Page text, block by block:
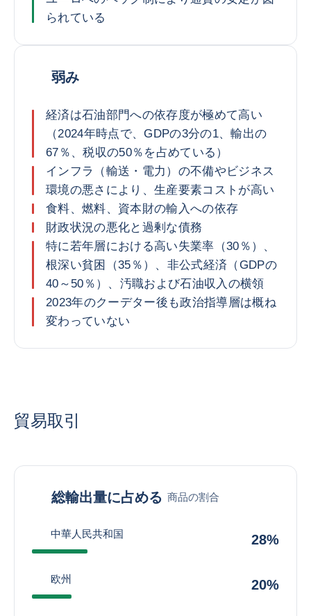
られている
弱み
経済は石油部門への依存度が極めて高い
（2024年時点で、GDPの3分の1、輸出の
67％、税収の50％を占めている）
インフラ（輸送・電力）の不備やビジネス
環境の悪さにより、生産要素コストが高い
食料、燃料、資本財の輸入への依存
財政状況の悪化と過剰な債務
特に若年層における高い失業率（30％）、
根深い貧困（35％）、非公式経済（GDPの
40～50％）、汚職および石油収入の横領
2023年のクーデター後も政治指導層は概ね
変わっていない
貿易取引
総輸出量に占める 商品の割合
中華人民共和国 28%
欧州 20%